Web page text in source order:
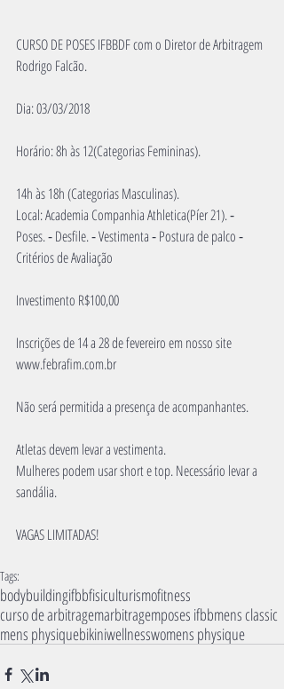
CURSO DE POSES IFBBDF com o Diretor de Arbitragem
Rodrigo Falcão.
Dia: 03/03/2018
Horário: 8h às 12(Categorias Femininas).
14h às 18h (Categorias Masculinas).
Local: Academia Companhia Athletica(Píer 21). ⁃
Poses. ⁃ Desfile. ⁃ Vestimenta ⁃ Postura de palco ⁃
Critérios de Avaliação
Investimento R$100,00
Inscrições de 14 a 28 de fevereiro em nosso site
www.febrafim.com.br
Não será permitida a presença de acompanhantes.
Atletas devem levar a vestimenta.
Mulheres podem usar short e top. Necessário levar a
sandália.
VAGAS LIMITADAS!
Tags:
bodybuildingifbbfisiculturismofitness
curso de arbitragemarbitragemposes ifbbmens classic
mens physiquebikiniwellnesswomens physique